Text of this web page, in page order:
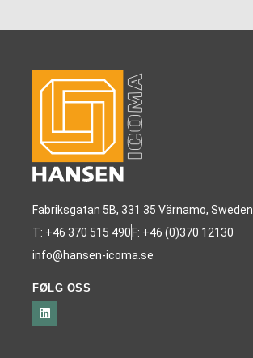
Fabriksgatan 5B, 331 35 Värnamo, Sweden
T: +46 370 515 490F: +46 (0)370 12130
info@hansen-icoma.se
FØLG OSS
L
i
n